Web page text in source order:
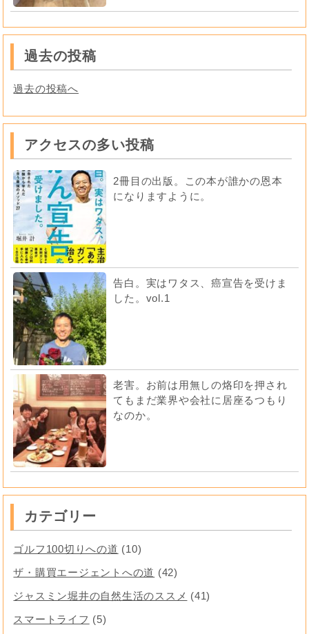
過去の投稿
過去の投稿へ
アクセスの多い投稿
2冊目の出版。この本が誰かの恩本
になりますように。
告白。実はワタス、癌宣告を受けま
した。vol.1
老害。お前は用無しの烙印を押され
てもまだ業界や会社に居座るつもり
なのか。
カテゴリー
ゴルフ100切りへの道 (10)
ザ・購買エージェントへの道 (42)
ジャスミン堀井の自然生活のススメ (41)
スマートライフ (5)